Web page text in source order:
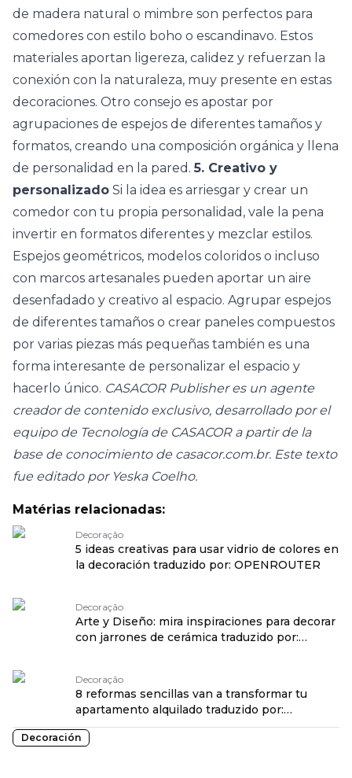
de madera natural o mimbre son perfectos para
comedores con estilo boho o escandinavo. Estos
materiales aportan ligereza, calidez y refuerzan la
conexión con la naturaleza, muy presente en estas
decoraciones. Otro consejo es apostar por
agrupaciones de espejos de diferentes tamaños y
formatos, creando una composición orgánica y llena
de personalidad en la pared.5. Creativo y
personalizado Si la idea es arriesgar y crear un
comedor con tu propia personalidad, vale la pena
invertir en formatos diferentes y mezclar estilos.
Espejos geométricos, modelos coloridos o incluso
con marcos artesanales pueden aportar un aire
desenfadado y creativo al espacio. Agrupar espejos
de diferentes tamaños o crear paneles compuestos
por varias piezas más pequeñas también es una
forma interesante de personalizar el espacio y
hacerlo único. CASACOR Publisher es un agente
creador de contenido exclusivo, desarrollado por el
equipo de Tecnología de CASACOR a partir de la
base de conocimiento de casacor.com.br. Este texto
fue editado por Yeska Coelho.
Matérias relacionadas:
Decoração
5 ideas creativas para usar vidrio de colores en
la decoración traduzido por: OPENROUTER
Decoração
Arte y Diseño: mira inspiraciones para decorar
con jarrones de cerámica traduzido por:
Decoração
8 reformas sencillas van a transformar tu
apartamento alquilado traduzido por:
OPENROUTER
Decoración